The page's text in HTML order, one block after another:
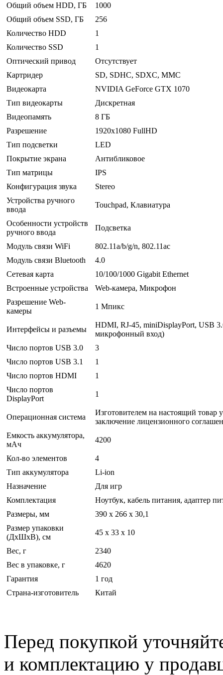
Общий объем HDD, ГБ
1000
Общий объем SSD, ГБ
256
Количество HDD
1
Количество SSD
1
Оптический привод
Отсутствует
Картридер
SD, SDHC, SDXC, MMC
Видеокарта
NVIDIA GeForce GTX 1070
Тип видеокарты
Дискретная
Видеопамять
8 ГБ
Разрешение
1920x1080 FullHD
Тип подсветки
LED
Покрытие экрана
Антибликовое
Тип матрицы
IPS
Конфигурация звука
Stereo
Устройства ручного
ввода
Touchpad, Клавиатура
Особенности устройств
ручного ввода
Подсветка
Модуль связи WiFi
802.11a/b/g/n, 802.11ac
Модуль связи Bluetooth
4.0
Сетевая карта
10/100/1000 Gigabit Ethernet
Встроенные устройства
Web-камера, Микрофон
Разрешение Web-
камеры
1 Мпикс
Интерфейсы и разъемы
HDMI, RJ-45, miniDisplayPort, USB
микрофонный вход)
Число портов USB 3.0
3
Число портов USB 3.1
1
Число портов HDMI
1
Число портов
DisplayPort
1
Операционная система
Изготовителем на настоящий товар
заключение лицензионного
Емкость аккумулятора,
мАч
4200
Кол-во элементов
4
Тип аккумулятора
Li-ion
Назначение
Для игр
Комплектация
Ноутбук, кабель питания, адаптер
Размеры, мм
390 x 266 x 30,1
Размер упаковки
(ДхШхВ), см
45 x 33 x 10
Вес, г
2340
Вес в упаковке, г
4620
Гарантия
1 год
Страна-изготовитель
Китай
Перед покупкой
и комплектацию у